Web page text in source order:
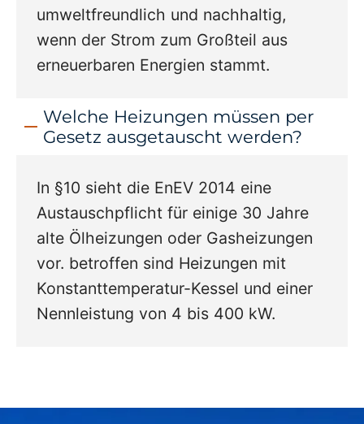
umweltfreundlich und nachhaltig,
wenn der Strom zum Großteil aus
erneuerbaren Energien stammt.
Welche Heizungen müssen per
Gesetz ausgetauscht werden?
In §10 sieht die EnEV 2014 eine
Austauschpflicht für einige 30 Jahre
alte Ölheizungen oder Gasheizungen
vor. betroffen sind Heizungen mit
Konstanttemperatur-Kessel und einer
Nennleistung von 4 bis 400 kW.